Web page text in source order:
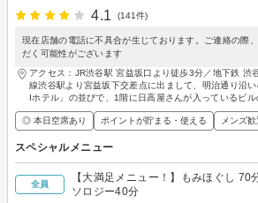
4.1
(141件)
現在店舗の電話に不具合が生じております。ご連絡の際
だく可能性がございます
アクセス：JR渋谷駅 宮益坂口より徒歩3分／地下鉄 渋
線渋谷駅より宮益坂下交差点に出まして、明治通り沿
Iホテル」の並びで、1階に日高屋さんが入っているビル
◎ 本日空席あり ポイントが貯まる・使える メンズ歓
スペシャルメニュー
全員
【大満足メニュー！】もみほぐし 70
ソロジー40分